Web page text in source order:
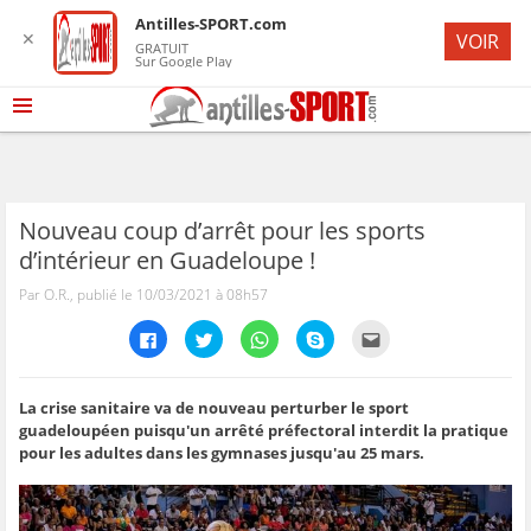
Nouveau coup d’arrêt pour les sports
d’intérieur en Guadeloupe !
Par O.R., publié le 10/03/2021 à 08h57
C
l
e
z
p
o
u
p
a
r
C
l
e
z
p
o
u
p
a
r
C
l
e
z
p
o
u
p
a
r
C
l
e
z
p
o
u
p
a
r
e
z
p
o
u
e
n
v
La crise sanitaire va de nouveau perturber le sport
guadeloupéen puisqu'un arrêté préfectoral interdit la pratique
pour les adultes dans les gymnases jusqu'au 25 mars.
✕
Antilles-SPORT.com
GRATUIT
Sur Google Play
VOIR